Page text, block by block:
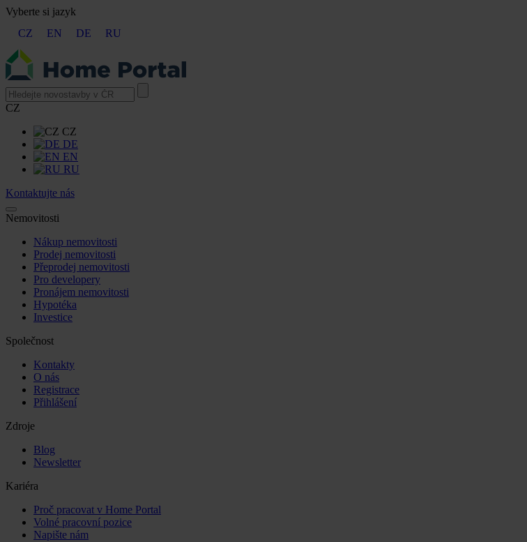
Vyberte si jazyk
CZ
EN DE RU
CZ
CZ
DE
EN
RU
Kontaktujte nás
Nemovitosti
Nákup nemovitosti
Prodej nemovitosti
Přeprodej nemovitosti
Pro developery
Pronájem nemovitosti
Hypotéka
Investice
Společnost
Kontakty
O nás
Registrace
Přihlášení
Zdroje
Blog
Newsletter
Kariéra
Proč pracovat v Home Portal
Volné pracovní pozice
Napište nám